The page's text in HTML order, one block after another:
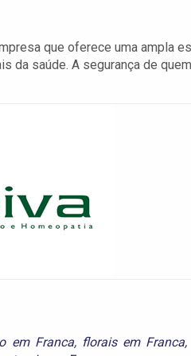
que oferece uma ampla
saúde. A segurança de
em Franca, florais em Franca,